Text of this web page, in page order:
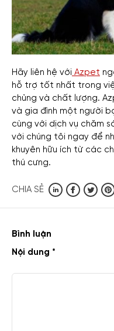
Hãy liên hệ với Azpet
hỗ trợ tốt nhất trong
chủng và chất lượng.
và gia đình một người
cùng với dịch vụ chăm
với chúng tôi ngay để
khuyên hữu ích từ các
thú cưng.
CHIA SẺ
Bình luận
Nội dung *